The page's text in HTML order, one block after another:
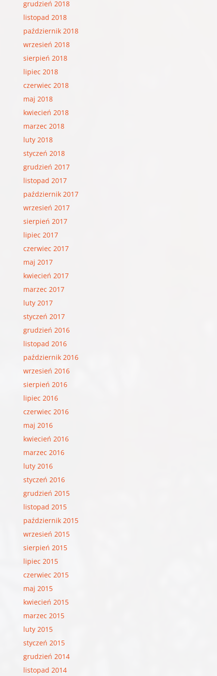
grudzień 2018
listopad 2018
październik 2018
wrzesień 2018
sierpień 2018
lipiec 2018
czerwiec 2018
maj 2018
kwiecień 2018
marzec 2018
luty 2018
styczeń 2018
grudzień 2017
listopad 2017
październik 2017
wrzesień 2017
sierpień 2017
lipiec 2017
czerwiec 2017
maj 2017
kwiecień 2017
marzec 2017
luty 2017
styczeń 2017
grudzień 2016
listopad 2016
październik 2016
wrzesień 2016
sierpień 2016
lipiec 2016
czerwiec 2016
maj 2016
kwiecień 2016
marzec 2016
luty 2016
styczeń 2016
grudzień 2015
listopad 2015
październik 2015
wrzesień 2015
sierpień 2015
lipiec 2015
czerwiec 2015
maj 2015
kwiecień 2015
marzec 2015
luty 2015
styczeń 2015
grudzień 2014
listopad 2014